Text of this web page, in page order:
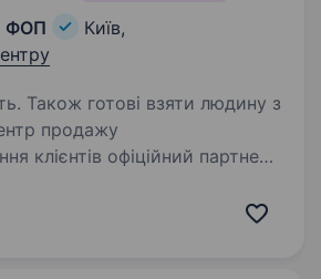
ФОП
Київ,
Також готові взяти людину з
клієнтів офіційний партнер